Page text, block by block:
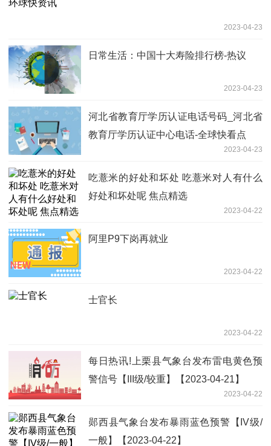
2023-04-23
日常生活：中国十大寿险排行榜-热议
2023-04-23
河北省教育厅学历认证电话号码_河北省
教育厅学历认证中心电话-全球快看点
2023-04-23
吃薏米的好处和坏处 吃薏米对人有什么
好处和坏处呢 焦点精选
2023-04-22
阿里P9下岗再就业
2023-04-22
士官长
2023-04-22
每日热讯!上栗县气象台发布雷电黄色预
警信号【III级/较重】【2023-04-21】
2023-04-22
郧西县气象台发布暴雨蓝色预警【IV级/
一般】【2023-04-22】